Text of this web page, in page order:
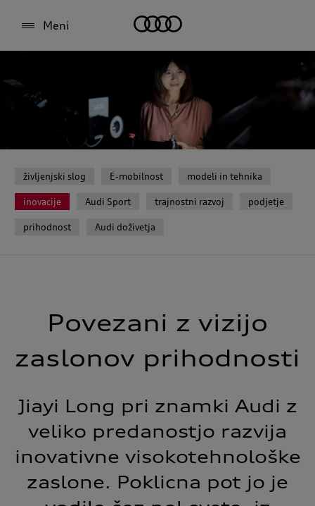
Meni
življenjski slog E-mobilnost modeli in tehnika
inovacije Audi Sport trajnostni razvoj podjetje
prihodnost Audi doživetja
Povezani z vizijo
zaslonov prihodnosti
Jiayi Long pri znamki Audi z
veliko predanostjo razvija
inovativne visokotehnološke
zaslone. Poklicna pot jo je